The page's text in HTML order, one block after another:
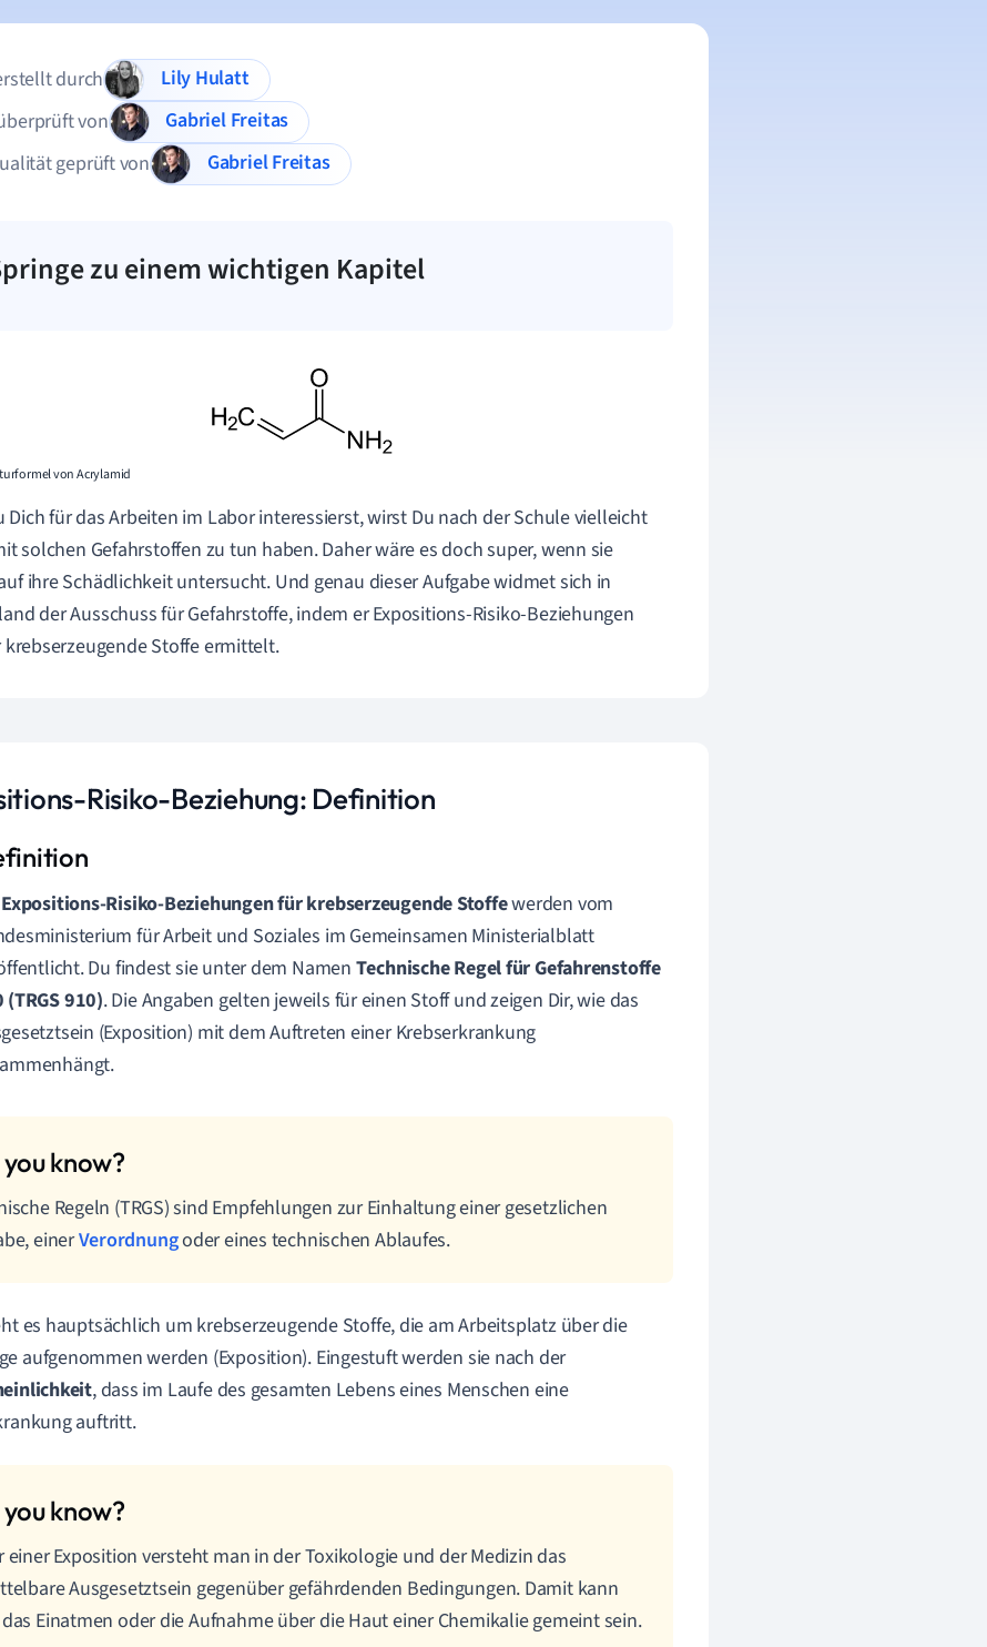
durch
Lily Hulatt
von
Gabriel Freitas
geprüft von
Gabriel Freitas
zu einem wichtigen Kapitel
von Acrylamid
Dich für das Arbeiten im Labor interessierst, wirst Du nach der Schule vielleicht
solchen Gefahrstoffen zu tun haben. Daher wäre es doch super, wenn sie
ihre Schädlichkeit untersucht. Und genau dieser Aufgabe widmet sich in
der Ausschuss für Gefahrstoffe, indem er Expositions-Risiko-Beziehungen
krebserzeugende Stoffe ermittelt.
Risiko-Beziehung: Definition
Expositions-Risiko-Beziehungen für krebserzeugende Stoffewerden vom
für Arbeit und Soziales im Gemeinsamen Ministerialblatt
Du findest sie unter dem Namen Technische Regel für Gefahrenstoffe
(TRGS 910). Die Angaben gelten jeweils für einen Stoff und zeigen Dir, wie das
(Exposition) mit dem Auftreten einer Krebserkrankung
Regeln (TRGS) sind Empfehlungen zur Einhaltung einer gesetzlichen
einerVerordnungoder eines technischen Ablaufes.
es hauptsächlich um krebserzeugende Stoffe, die am Arbeitsplatz über die
aufgenommen werden (Exposition). Eingestuft werden sie nach der
, dass im Laufe des gesamten Lebens eines Menschen eine
auftritt.
einer Exposition versteht man in der Toxikologie und der Medizin das
Ausgesetztsein gegenüber gefährdenden Bedingungen. Damit kann
Einatmen oder die Aufnahme über die Haut einer Chemikalie gemeint sein.